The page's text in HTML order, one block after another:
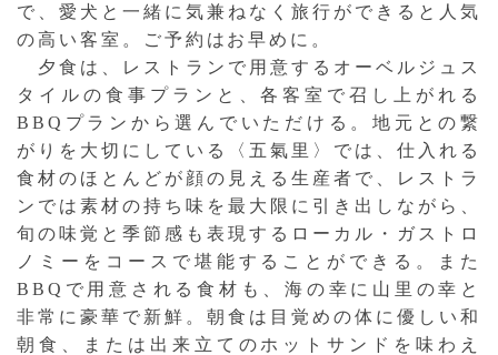
で、愛犬と一緒に気兼ねなく旅行ができると人気
の高い客室。ご予約はお早めに。
夕食は、レストランで用意するオーベルジュス
タイルの食事プランと、各客室で召し上がれる
BBQプランから選んでいただける。地元との繋
がりを大切にしている〈五氣里〉では、仕入れる
食材のほとんどが顔の見える生産者で、レストラ
ンでは素材の持ち味を最大限に引き出しながら、
旬の味覚と季節感も表現するローカル・ガストロ
ノミーをコースで堪能することができる。また
BBQで用意される食材も、海の幸に山里の幸と
非常に豪華で新鮮。朝食は目覚めの体に優しい和
朝食、または出来立てのホットサンドを味わえ